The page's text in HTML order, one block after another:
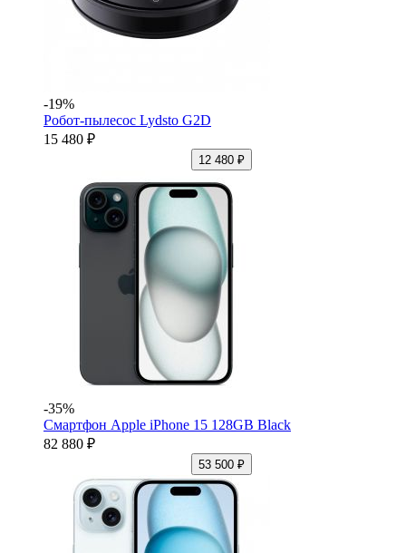
-19%
Робот-пылесос Lydsto G2D
15 480 ₽
12 480 ₽
-35%
Смартфон Apple iPhone 15 128GB Black
82 880 ₽
53 500 ₽